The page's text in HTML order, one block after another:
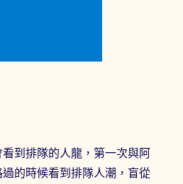
到排隊的人龍，第一次與阿
的時候看到排隊人潮，盲從